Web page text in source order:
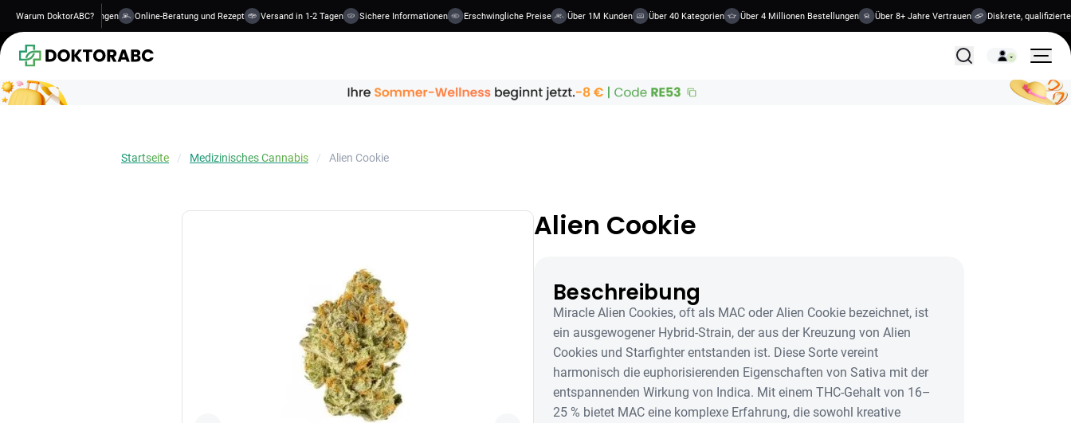
Warum DoktorABC?
Behandlungen Online-Beratung und Rezept Versand in 1-2 Tagen Sichere Informationen Erschwingliche Preise Über 1M Kunden Über 40 Kategorien Über 4 Millionen Bestellungen Über 8+ Jahre Vertrauen Diskrete, qualifizierte
Alle Behandlungen
Startseite Medizinisches Cannabis Alien Cookie
Alien Cookie
Beschreibung
Miracle Alien Cookies, oft als MAC oder Alien Cookie bezeichnet, ist
ein ausgewogener Hybrid-Strain, der aus der Kreuzung von Alien
Cookies und Starfighter entstanden ist. Diese Sorte vereint
harmonisch die euphorisierenden Eigenschaften von Sativa mit der
entspannenden Wirkung von Indica. Mit einem THC-Gehalt von 16–
25 % bietet MAC eine komplexe Erfahrung, die sowohl kreative